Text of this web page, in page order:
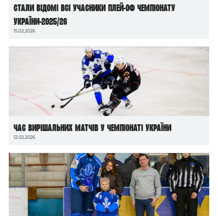
Стали відомі всі учасники плей-оф чемпіонату
України-2025/26
15.02.2026
Час вирішальних матчів у чемпіонаті України
12.02.2026